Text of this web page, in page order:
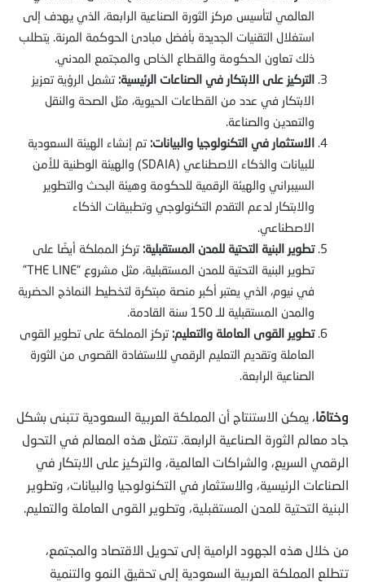
العالمي لتأسيس مركز الثورة الصناعية الرابعة، الذي يهدف إلى
استغلال التقنيات الجديدة بأفضل مبادئ الحوكمة المرنة. يتطلب
ذلك تعاون الحكومة والقطاع الخاص والمجتمع المدني.
التركيز على الابتكار في الصناعات الرئيسية: تشمل الرؤية تعزيز
الابتكار في عدد من القطاعات الحيوية، مثل الصحة والنقل
والتعدين والصناعة.
الاستثمار في التكنولوجيا والبيانات: تم إنشاء الهيئة السعودية
للبيانات والذكاء الاصطناعي (SDAIA) والهيئة الوطنية للأمن
السيبراني والهيئة الرقمية للحكومة وهيئة البحث والتطوير
والابتكار لدعم التقدم التكنولوجي وتطبيقات الذكاء
الاصطناعي.
تطوير البنية التحتية للمدن المستقبلية: تركز المملكة أيضًا على
تطوير البنية التحتية للمدن المستقبلية، مثل مشروع “THE LINE”
في نيوم، الذي يعتبر أكبر منصة مبتكرة لتخطيط النماذج الحضرية
والمدن المستقبلية للـ 150 سنة القادمة.
تطوير القوى العاملة والتعليم: تركز المملكة على تطوير القوى
العاملة وتقديم التعليم الرقمي للاستفادة القصوى من الثورة
الصناعية الرابعة.
وختامًا، يمكن الاستنتاج أن المملكة العربية السعودية تتبنى بشكل
جاد معالم الثورة الصناعية الرابعة. تتمثل هذه المعالم في التحول
الرقمي السريع، والشراكات العالمية، والتركيز على الابتكار في
الصناعات الرئيسية، والاستثمار في التكنولوجيا والبيانات، وتطوير
البنية التحتية للمدن المستقبلية، وتطوير القوى العاملة والتعليم.
من خلال هذه الجهود الرامية إلى تحويل الاقتصاد والمجتمع،
تتطلع المملكة العربية السعودية إلى تحقيق النمو والتنمية